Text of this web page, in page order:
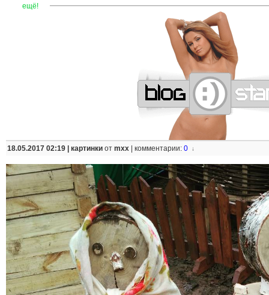
ещё! ——————————————————————
18.05.2017 02:19 | картинки от mxx комментарии: 0 ↓